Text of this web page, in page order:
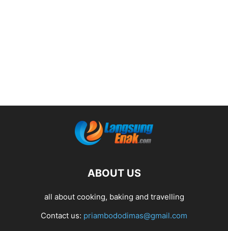
ABOUT US
all about cooking, baking and travelling
Contact us: priambododimas@gmail.com